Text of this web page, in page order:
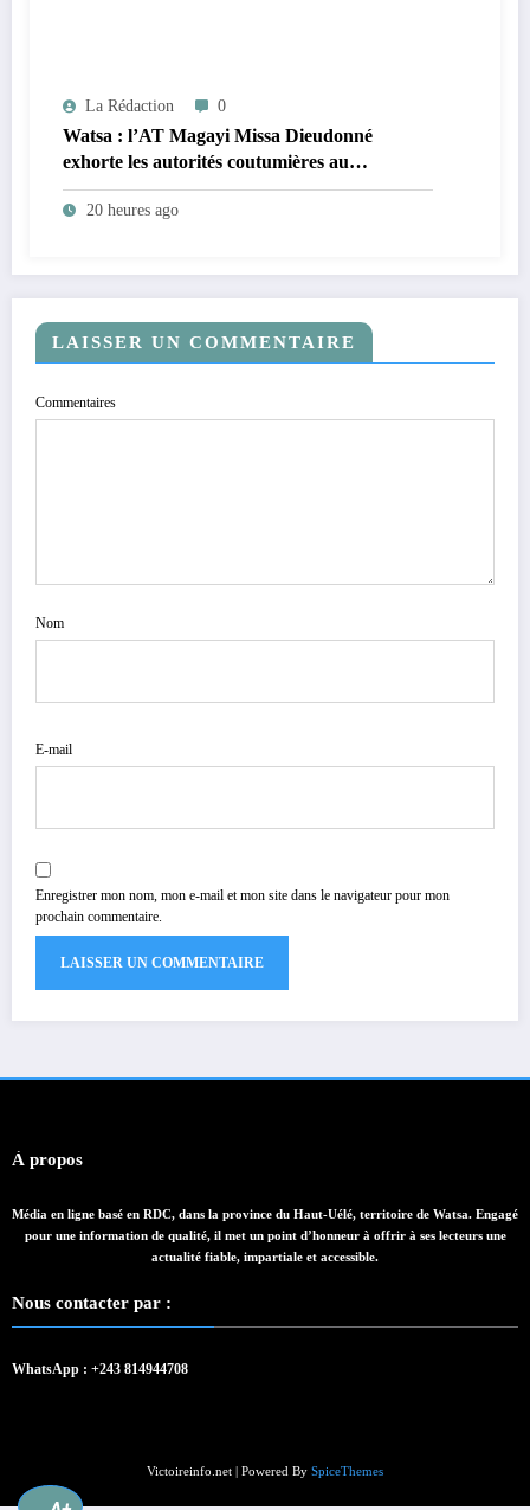
La Rédaction 0
Watsa : l’AT Magayi Missa Dieudonné
exhorte les autorités coutumières au
recensement et à l’identification de la
population en vue de renforcer la
20 heures ago
LAISSER UN COMMENTAIRE
Commentaires
Nom
E-mail
Enregistrer mon nom, mon e-mail et mon site dans le navigateur pour mon
prochain commentaire.
À propos
Média en ligne basé en RDC, dans la province du Haut-Uélé, territoire de Watsa. Engagé
pour une information de qualité, il met un point d’honneur à offrir à ses lecteurs une
actualité fiable, impartiale et accessible.
Nous contacter par :
WhatsApp : +243 814944708
Victoireinfo.net | Powered By SpiceThemes